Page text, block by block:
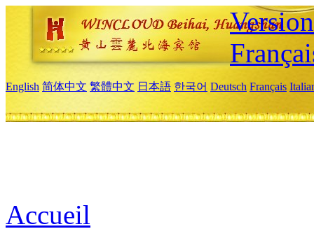
English 简体中文 繁體中文 日本語 한국어 Deutsch Français
Accueil